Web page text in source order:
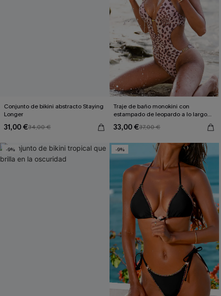
Conjunto de bikini abstracto Staying
Longer
31,00 €34,00 €
Traje de baño monokini con
estampado de leopardo a lo largo
33,00 €37,00 €
-9% -9%